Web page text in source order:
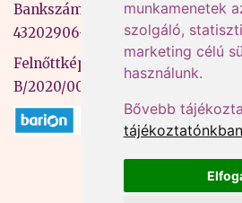
munkamenetek
szolgáló,
marketing célú
használunk.
Bővebb
tájékoztatónkban
Bankszámlaszám: CIB Bank,
43202906-51100005
Felnőttképzési nyilvántartási
B/2020/000053